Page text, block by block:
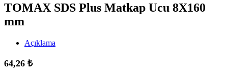
TOMAX SDS Plus Matkap Ucu 8X160
mm
Açıklama
64,26 ₺